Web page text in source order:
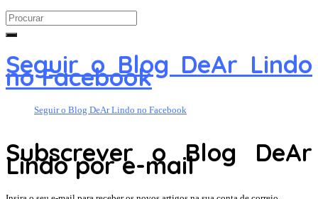
Search
for:
Seguir o Blog DeAr Lindo
no Facebook
Seguir o Blog DeAr Lindo no Facebook
Subscrever o Blog DeAr
Lindo por e-mail